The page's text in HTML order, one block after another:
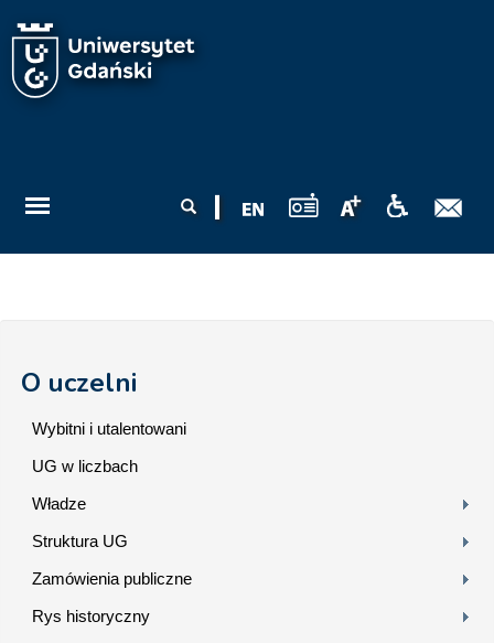
wyszukiwania
O uczelni
Wybitni i utalentowani
UG w liczbach
Władze
Struktura UG
Zamówienia publiczne
Rys historyczny